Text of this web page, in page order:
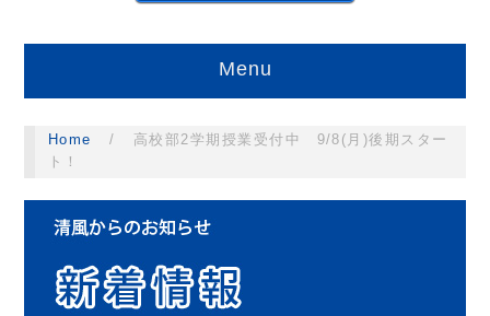
Menu
Home /
高校部2学期授業受付中 9/8(月)後期スター
ト！